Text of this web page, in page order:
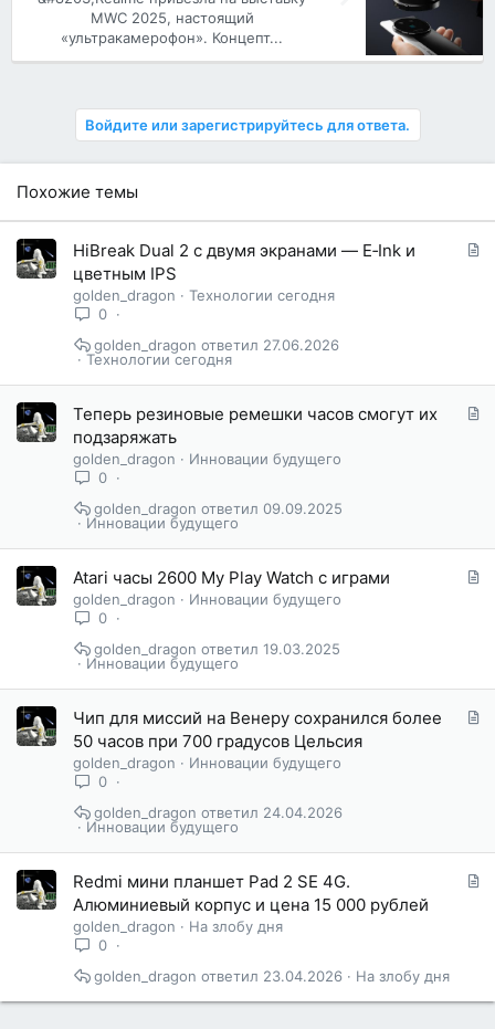
MWC 2025, настоящий
«ультракамерофон». Концепт...
Войдите или зарегистрируйтесь для ответа.
Похожие темы
С
HiBreak Dual 2 с двумя экранами — E‑Ink и
цветным IPS
golden_dragon
Технологии сегодня
0
Технологии сегодня
27.06.2026
golden_dragon
С
Теперь резиновые ремешки часов смогут их
подзаряжать
golden_dragon
Инновации будущего
0
Инновации будущего
09.09.2025
golden_dragon
С
Atari часы 2600 My Play Watch с играми
golden_dragon
Инновации будущего
0
Инновации будущего
19.03.2025
golden_dragon
С
Чип для миссий на Венеру сохранился более
50 часов при 700 градусов Цельсия
golden_dragon
Инновации будущего
0
Инновации будущего
24.04.2026
golden_dragon
С
Redmi мини планшет Pad 2 SE 4G.
Алюминиевый корпус и цена 15 000 рублей
golden_dragon
На злобу дня
0
На злобу дня
23.04.2026
golden_dragon